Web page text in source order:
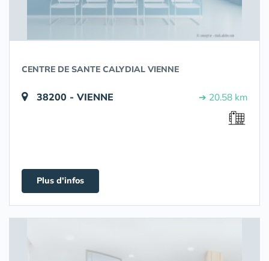
CENTRE DE SANTE CALYDIAL VIENNE
38200 - VIENNE ➔ 20.58 km
Plus d'infos